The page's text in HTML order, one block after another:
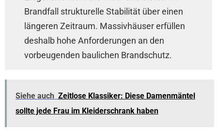
Brandfall strukturelle Stabilität über einen
längeren Zeitraum. Massivhäuser erfüllen
deshalb hohe Anforderungen an den
vorbeugenden baulichen Brandschutz.
Siehe auch Zeitlose Klassiker: Diese Damenmäntel
sollte jede Frau im Kleiderschrank haben